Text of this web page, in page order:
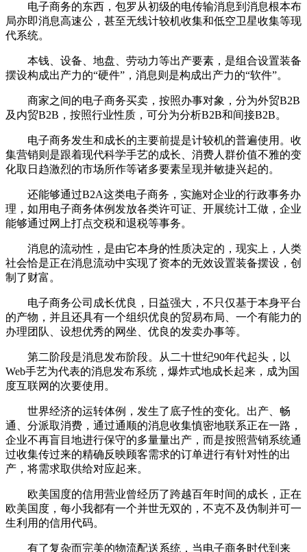
电子商务的东西，包罗从初级的电传输消息到消息根本布
局亦即消息高速公，甚至无线计较机收集和低空卫星收集等现
代系统。
本钱、设备、地盘、劳动力等出产要素，是组合设置装备
摆设构成出产力的“硬件”，消息则是构成出产力的“软件”。
商家之间的电子商务买卖，按照办事对象，分为外贸B2B
及内贸B2B，按照行业性质，可分为分析B2B和间接B2B。
电子商务发生和成长的主要前提是计较机的普遍使用。收
集营销则是跟着现代科学手艺的成长、消费人群价值不雅的变
化取日趋激烈的市场所作等诸多要素呈现并敏捷兴起的。
还能够通过B2A这类电子商务，实施对企业的行政事务办
理，如用电子商务体例发放各类许可证、开展统计工做，企业
能够通过网上打点交税和退税等事务。
消息的流动性，是由它本身的性质决定的，现实上，人类
社会恰是正在消息流动中实现了资本的无效设置装备摆设，创
制了财富。
电子商务公司成长优良，日益强大，不只仅基于本身平台
的产物，并且还具有一个组织优良的贸易布局、一个有能力的
办理团队、设想优秀的网坐、优良的发卖办事等。
第二阶段是消息发布阶段。从二十世纪90年代起头，以
Web手艺为代表的消息发布系统，爆炸式地成长起来，成为国
度互联网的次要使用。
世界经济的运转体例，发生了底子性的变化。出产、畅
通、分派取消费，通过通顺的消息收集慎密地联系正在一路，
企业不再盲目地进行保守的多量量出产，而是按照营销系统通
过收集传过来的精确反映顾客需求的订单进行有针对性的出
产，将需求取供给对应起来。
欧美国度的信用营业曾经历了跨越百年时间的成长，正在
欧美国度，每小我都有一个并世无双的，不克不及伪制并可一
生利用的信用代码。
有了复杂而完美的物流配送系统，当电子商务时代到来